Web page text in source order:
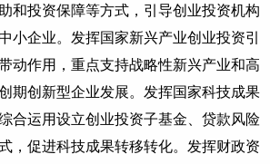
和投资保障等方式，引导创业投资机构
小企业。发挥国家新兴产业创业投资引
动作用，重点支持战略性新兴产业和高
期创新型企业发展。发挥国家科技成果
合运用设立创业投资子基金、贷款风险
，促进科技成果转移转化。发挥财政资